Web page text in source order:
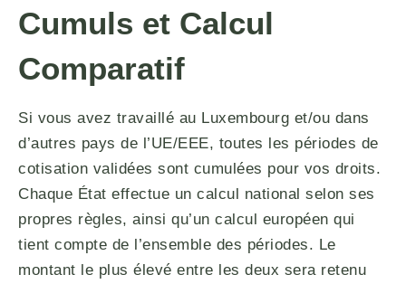
Cumuls et Calcul
Comparatif
Si vous avez travaillé au Luxembourg et/ou dans
d’autres pays de l’UE/EEE, toutes les périodes de
cotisation validées sont cumulées pour vos droits.
Chaque État effectue un calcul national selon ses
propres règles, ainsi qu’un calcul européen qui
tient compte de l’ensemble des périodes. Le
montant le plus élevé entre les deux sera retenu